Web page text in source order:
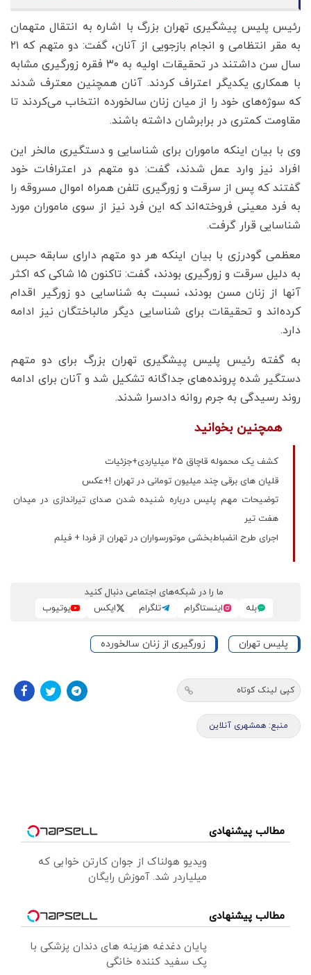
رئیس پلیس پیشگیری تهران بزرگ با اشاره به انتقال متهمان
به مقر انتظامی و انجام بازجویی از آنان، گفت: دو متهم که ۲۱
سال سن داشتند در تحقیقات اولیه به ۳۰ فقره زورگیری مشابه
با همکاری یکدیگر اعتراف کردند. آنان همچنین معترف شدند
که سوژه‌های خود را از میان زنان سالخورده انتخاب می‌کردند تا
مقاومت کمتری در برابرشان داشته باشند.
وی با بیان اینکه ماموران برای شناسایی و دستگیری مالخر این
افراد نیز وارد عمل شدند، گفت: دو متهم در اعترافات خود
گفتند که پس از سرقت و زورگیری تلفن همراه اموال مسروقه را
به فرد معینی فروخته‌اند که این فرد نیز از سوی ماموران مورد
شناسایی قرار گرفت.
معظمی گودرزی با بیان اینکه هر دو متهم دارای سابقه حبس
به دلیل سرقت و زورگیری بودند، گفت: تاکنون ۱۵ شاکی که اکثر
آنها از زنان مسن بودند، نسبت به شناسایی دو زورگیر اقدام
کرده‌اند و تحقیقات برای شناسایی دیگر مالباختگان نیز ادامه
دارد.
به گفته رئیس پلیس پیشگیری تهران بزرگ برای دو متهم
دستگیر شده پرونده‌های جداگانه تشکیل شد و آنان برای ادامه
روند رسیدگی به جرم روانه دادسرا شدند.
همچنین بخوانید
کشف یک محموله قاچاق ۲۵ میلیاردی+جزئیات
قلیان های برقی چند میلیون تومانی در تهران !+عکس
توضیحات مهم پلیس درباره شنیده شدن صدای تیراندازی در میدان
هفت تیر
اجرای طرح انضباط‌بخشی موتورسواران در تهران از فردا + فیلم
ما را در شبکه‌های اجتماعی دنبال کنید
بله
اینستاگرام تلگرام ایکس یوتیوب
پلیس تهران زورگیری از زنان سالخورده
کپی لینک کوتاه
منبع: همشهری آنلاین
مطالب پیشنهادی
ویدیو هولناک از جوان کارتن خوابی که
میلیاردر شد. آموزش رایگان
مطالب پیشنهادی
پایان دغدغه هزینه های دندان پزشکی با
پک سفید کننده خانگی